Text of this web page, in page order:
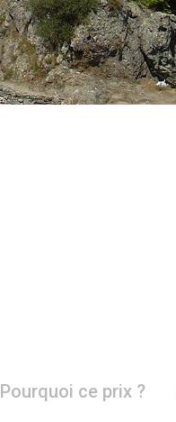
Pourquoi ce prix ?